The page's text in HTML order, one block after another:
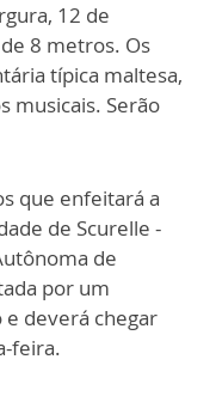
12 de
8 metros. Os
típica maltesa,
musicais. Serão
que enfeitará a
de Scurelle -
de
por um
deverá chegar
feira.